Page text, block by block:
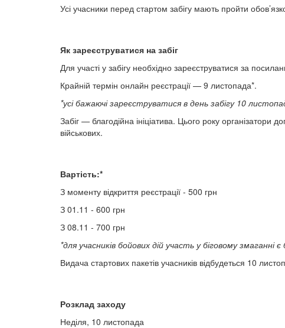
Усі учасники перед стартом забігу мають пройти
Як зареєструватися на забіг
Для участі у забігу необхідно зареєструватися за
Крайній термін онлайн реєстрації — 9 листопада*.
*усі бажаючі зареєструватися в день забігу 10
Забіг — благодійна ініціатива. Цього року організатори
військових.
Вартість:*
З моменту відкриття реєстрації - 500 грн
З 01.11 - 600 грн
З 08.11 - 700 грн
*для учасників бойових дій участь у біговому змаганні
Видача стартових пакетів учасників відбудеться 10
Розклад заходу
Неділя, 10 листопада